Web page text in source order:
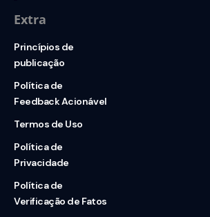
Extra
Princípios de
publicação
Política de
Feedback Acionável
Termos de Uso
Política de
Privacidade
Política de
Verificação de Fatos